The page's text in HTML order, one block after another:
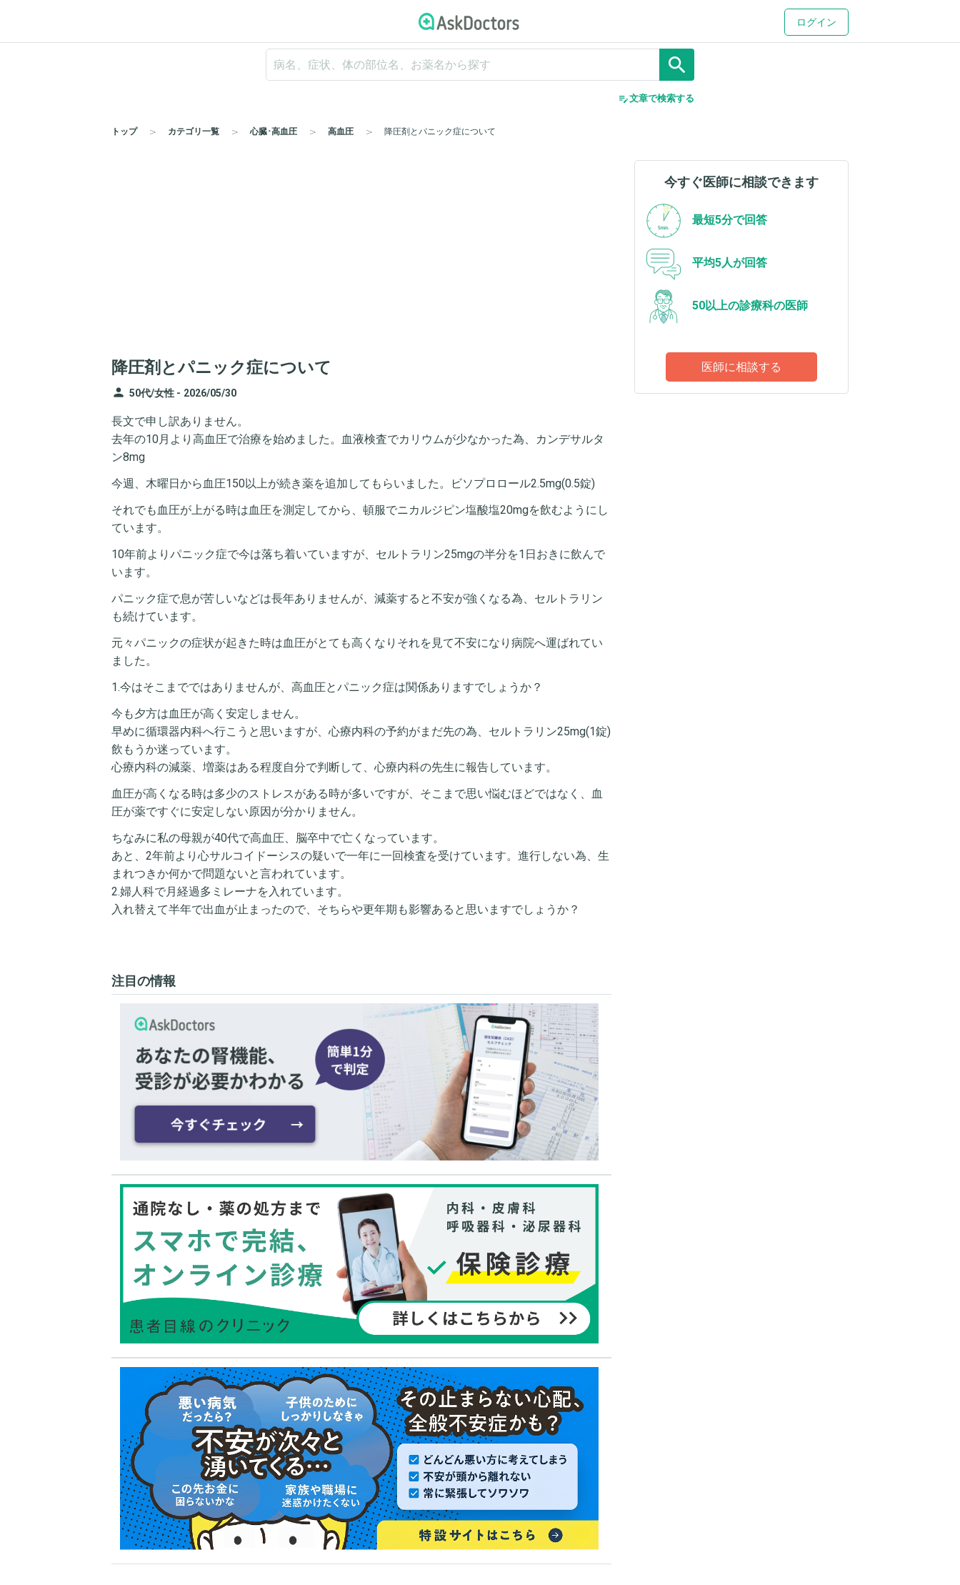
ログイン
search
edit_note文章で検索する
トップ カテゴリ一覧 心臓･高血圧 高血圧 降圧剤とパニック症について
降圧剤とパニック症について
person 50代/女性 - 2026/05/30
長文で申し訳ありません。
去年の10月より高血圧で治療を始めました。血液検査でカリウムが少なかった為、カンデサルタ
ン8mg
今週、木曜日から血圧150以上が続き薬を追加してもらいました。ビソプロロール2.5mg(0.5錠)
それでも血圧が上がる時は血圧を測定してから、頓服でニカルジピン塩酸塩20mgを飲むようにし
ています。
10年前よりパニック症で今は落ち着いていますが、セルトラリン25mgの半分を1日おきに飲んで
います。
パニック症で息が苦しいなどは長年ありませんが、減薬すると不安が強くなる為、セルトラリン
も続けています。
元々パニックの症状が起きた時は血圧がとても高くなりそれを見て不安になり病院へ運ばれてい
ました。
1.今はそこまでではありませんが、高血圧とパニック症は関係ありますでしょうか？
今も夕方は血圧が高く安定しません。
早めに循環器内科へ行こうと思いますが、心療内科の予約がまだ先の為、セルトラリン25mg(1錠)
飲もうか迷っています。
心療内科の減薬、増薬はある程度自分で判断して、心療内科の先生に報告しています。
血圧が高くなる時は多少のストレスがある時が多いですが、そこまで思い悩むほどではなく、血
圧が薬ですぐに安定しない原因が分かりません。
ちなみに私の母親が40代で高血圧、脳卒中で亡くなっています。
あと、2年前より心サルコイドーシスの疑いで一年に一回検査を受けています。進行しない為、生
まれつきか何かで問題ないと言われています。
2.婦人科で月経過多ミレーナを入れています。
入れ替えて半年で出血が止まったので、そちらや更年期も影響あると思いますでしょうか？
注目の情報
今すぐ医師に相談できます
最短5分で回答
平均5人が回答
50以上の診療科の医師
医師に相談する